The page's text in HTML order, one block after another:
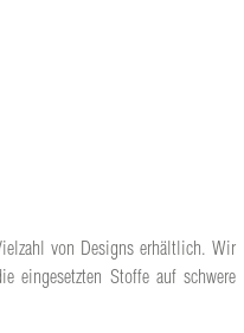
von Designs erhältlich. Wir
eingesetzten Stoffe auf schwere